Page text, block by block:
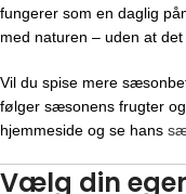
fungerer som en daglig
med naturen – uden at
Vil du spise mere
følger sæsonens frugter
hjemmeside og se hans
Vælg din